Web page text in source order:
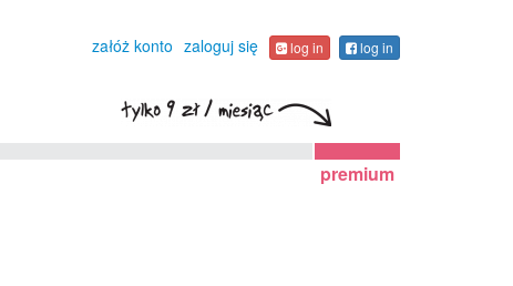
załóż konto zaloguj się log in log in
premium